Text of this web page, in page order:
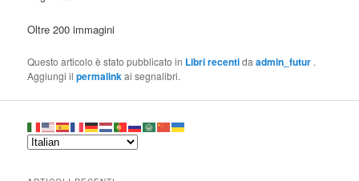
Oltre 200 immagini
Questo articolo è stato pubblicato in Libri recentidaadmin_futur .
Aggiungi ilpermalinkai segnalibri.